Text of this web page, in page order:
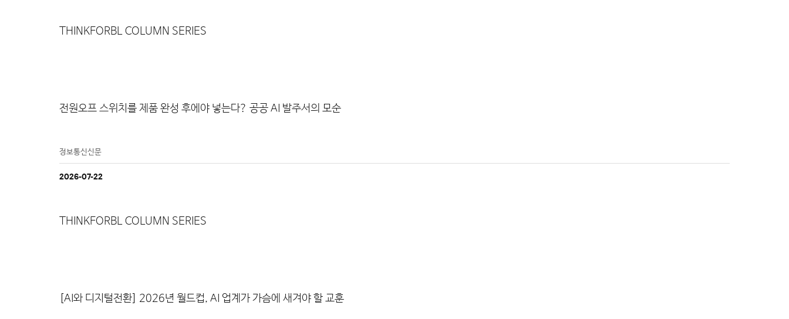
THINKFORBL COLUMN SERIES
전원오프 스위치를 제품 완성 후에야 넣는다? 공공 AI 발주서의 모순
정보통신신문
2026-07-22
THINKFORBL COLUMN SERIES
[AI와 디지털전환] 2026년 월드컵, AI 업계가 가슴에 새겨야 할 교훈